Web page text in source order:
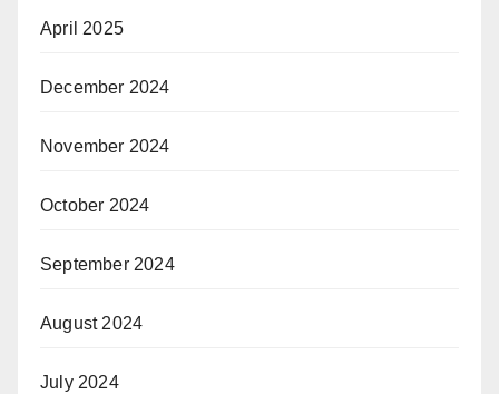
April 2025
December 2024
November 2024
October 2024
September 2024
August 2024
July 2024